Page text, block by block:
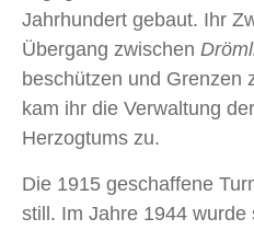
Jahrhundert gebaut. Ihr
Übergang zwischen
beschützen und Grenzen
kam ihr die Verwaltung
Herzogtums zu.
Die 1915 geschaffene
still. Im Jahre 1944 wurde